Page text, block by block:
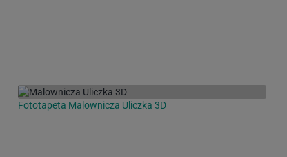
Fototapeta Malownicza Uliczka 3D